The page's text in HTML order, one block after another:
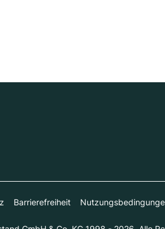
Barrierefreiheit